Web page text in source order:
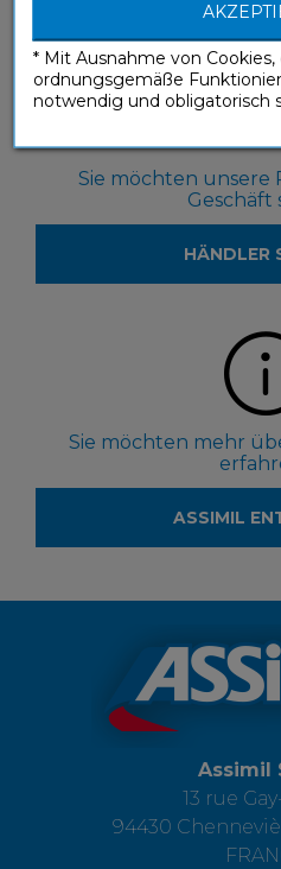
Sie möchten unsere
Geschäft
HÄNDLER
Sie möchten mehr
ASSIMIL
Assimil
13 rue
94430
* Mit Ausnahme von Cookies,
ordnungsgemäße
notwendig und obligatorisch